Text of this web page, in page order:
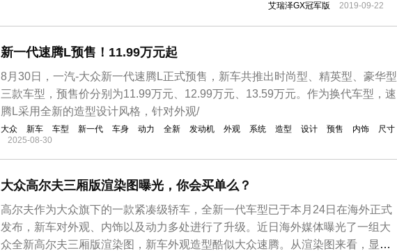
等，更显年轻化。此外，新车前脸依旧采用LED光源大灯。车身尺寸方面，该车
的长宽高分别为4710/182...
艾瑞泽GX冠军版 2019-09-22
新一代速腾L预售！11.99万元起
8月30日，一汽-大众新一代速腾L正式预售，新车共推出时尚型、精英型、豪华型
三款车型，预售价分别为11.99万元、12.99万元、13.59万元。作为换代车型，速
腾L采用全新的造型设计风格，针对外观/
大众 新车 车型 新一代 车身 动力 全新 发动机 外观 系统 造型 设计 预售 内饰
尺寸
2025-08-30
大众高尔夫三厢版渲染图曝光，你会买单么？
高尔夫作为大众旗下的一款紧凑级轿车，全新一代车型已于本月24日在海外正式
发布，新车对外观、内饰以及动力多处进行了升级。近日海外媒体曝光了一组大
众全新高尔夫三厢版渲染图，新车外观造型酷似大众速腾。从渲染图来看，显然